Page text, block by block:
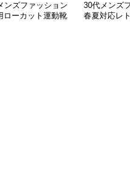
ンズファッション
ローカット運動靴
30代メンズ
春夏対応レ